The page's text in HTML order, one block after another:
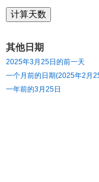
其他日期
2025年3月25日的前一天
一个月前的日期(2025年2月
一年前的3月25日